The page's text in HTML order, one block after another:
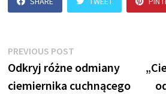
Nawigacja
wpisu
PREVIOUS POST
post:
Odkryj różne odmiany
ciemiernika cuchnącego